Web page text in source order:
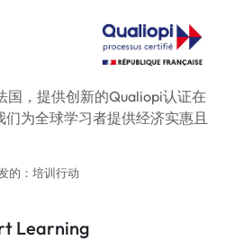
，提供创新的Qualiopi认证在
为全球学习者提供经济实惠且
的：培训行动
Learning